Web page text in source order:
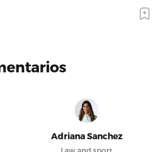
Adriana Sanchez
Law and sport